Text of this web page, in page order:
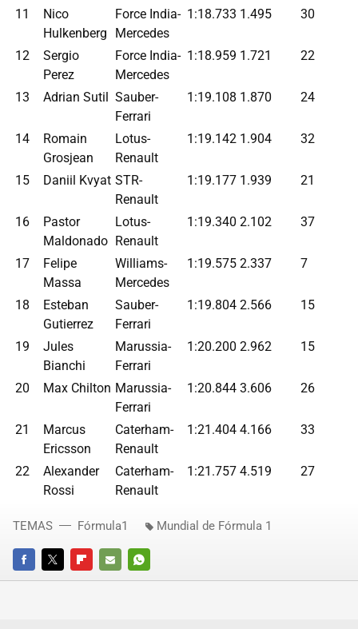
11
Nico
Hulkenberg
Force India-
Mercedes
1:18.733 1.495 30
12
Sergio
Perez
Force India-
Mercedes
1:18.959 1.721 22
13 Adrian Sutil Sauber-
Ferrari
1:19.108 1.870 24
14
Romain
Grosjean
Lotus-
Renault
1:19.142 1.904 32
15 Daniil Kvyat STR-
Renault
1:19.177 1.939 21
16
Pastor
Maldonado
Lotus-
Renault
1:19.340 2.102 37
17
Felipe
Massa
Williams-
Mercedes
1:19.575 2.337 7
18
Esteban
Gutierrez
Sauber-
Ferrari
1:19.804 2.566 15
19
Jules
Bianchi
Marussia-
Ferrari
1:20.200 2.962 15
20 Max Chilton Marussia-
Ferrari
1:20.844 3.606 26
21
Marcus
Ericsson
Caterham-
Renault
1:21.404 4.166 33
22
Alexander
Rossi
Caterham-
Renault
1:21.757 4.519 27
FACEBOOKTWITTERFLIPBOARD
E-
WHATSAPP
TEMAS Fórmula1 Mundial de Fórmula 1